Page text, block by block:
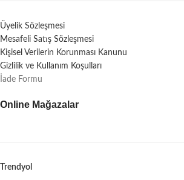
Üyelik Sözleşmesi
Mesafeli Satış Sözleşmesi
Kişisel Verilerin Korunması Kanunu
Gizlilik ve Kullanım Koşulları
İade Formu
Online Mağazalar
Trendyol